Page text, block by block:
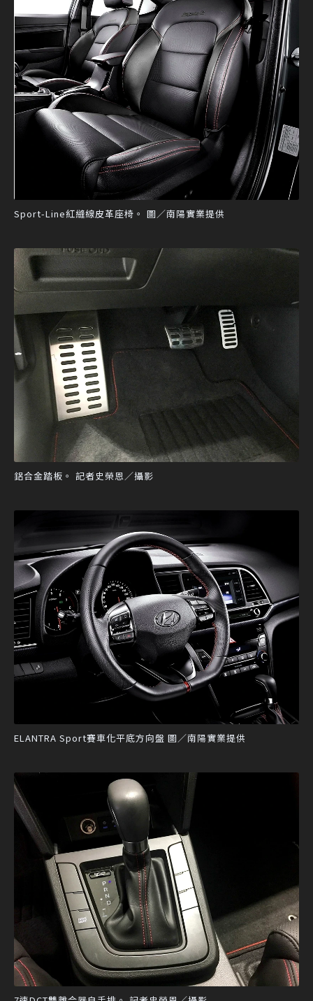
Sport-Line紅縫線皮革座椅。 圖／南陽實業提供
鋁合金踏板。 記者史榮恩／攝影
ELANTRA Sport賽車化平底方向盤 圖／南陽實業提供